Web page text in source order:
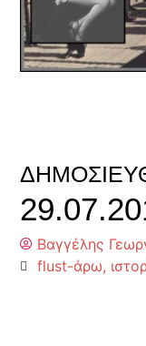
Βαγγέλης
flust-άρω,